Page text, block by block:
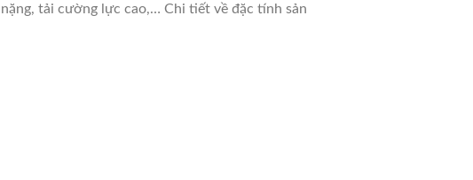
tải cường lực cao,… Chi tiết về đặc tính sản